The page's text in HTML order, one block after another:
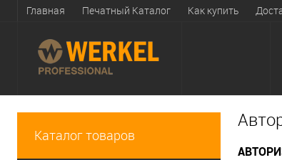
Главная Печатный Каталог Как купить
Каталог товаров